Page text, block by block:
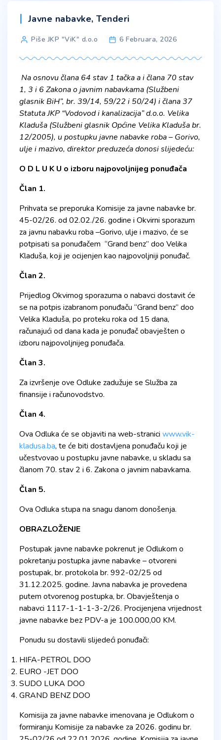
Categories
Javne nabavke, Tenderi
PostPiše JKP "ViK" d.o.o 6 Februara, 2026
Na osnovu člana 64 stav 1 tačka a i člana 70 stav
1, 3 i 6 Zakona o javnim nabavkama (Službeni
glasnik BiH”, br. 39/14, 59/22 i 50/24) i člana 37
Statuta JKP “Vodovod i kanalizacija” d.o.o. Velika
Kladuša (Službeni glasnik Općine Velika Kladuša br.
12/2005), u postupku javne nabavke roba – Gorivo,
ulje i mazivo, direktor preduzeća donosi slijedeću:
O D L U K U o izboru najpovoljnijeg ponuđača
Član 1.
Prihvata se preporuka Komisije za javne nabavke br.
45-02/26. od 02.02./26. godine i Okvirni sporazum
za javnu nabavku roba –Gorivo, ulje i mazivo, će se
potpisati sa ponuđačem “Grand benz” doo Velika
Kladuša, koji je ocijenjen kao najpovoljniji ponuđač.
Član 2.
Prijedlog Okvirnog sporazuma o nabavci dostavit će
se na potpis izabranom ponuđaču “Grand benz” doo
Velika Kladuša, po proteku roka od 15 dana,
računajući od dana kada je ponuđač obavješten o
izboru najpovoljnijeg ponuđača.
Član 3.
Za izvršenje ove Odluke zadužuje se Služba za
finansije i računovodstvo.
Član 4.
Ova Odluka će se objaviti na web-stranici www.vik-
kladusa.ba, te će biti dostavljena ponuđaču koji je
učestvovao u postupku javne nabavke, u skladu sa
članom 70. stav 2 i 6. Zakona o javnim nabavkama.
Član 5.
Ova Odluka stupa na snagu danom donošenja.
OBRAZLOŽENJE
Postupak javne nabavke pokrenut je Odlukom o
pokretanju postupka javne nabavke – otvoreni
postupak, br. protokola br. 992-02/25 od
31.12.2025. godine. Javna nabavka je provedena
putem otvorenog postupka, br. Obavještenja o
nabavci 1117-1-1-1-3-2/26. Procijenjena vrijednost
javne nabavke bez PDV-a je 100.000,00 KM.
Ponudu su dostavili slijedeći ponuđači:
HIFA-PETROL DOO
EURO -JET DOO
SUDO LUKA DOO
GRAND BENZ DOO
Komisija za javne nabavke imenovana je Odlukom o
formiranju Komisije za nabavke za 2026. godinu br.